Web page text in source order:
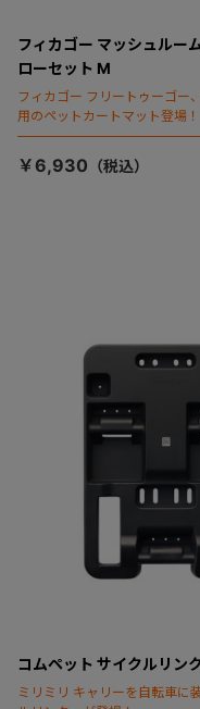
フィカゴー マッシュルー
ローセット M
フィカゴー フリートゥーゴー
用のペットカートマット登場！
￥6,930
コムペット サイクルリン
ミリミリ キャリーを自転車に